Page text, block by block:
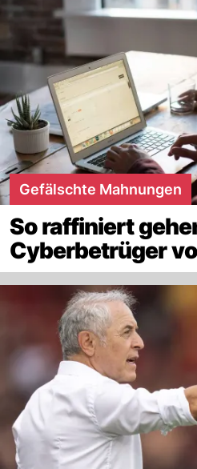
Gefälschte Mahnungen
So raffiniert
Cyberbetrüger